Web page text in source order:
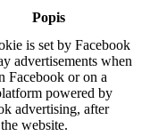
Popis
is set by Facebook
advertisements when
Facebook or on a
powered by
advertising, after
website.